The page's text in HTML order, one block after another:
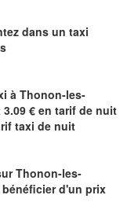
dans un taxi
à Thonon-les-
€ en tarif de nuit
taxi de nuit
Thonon-les-
d'un prix